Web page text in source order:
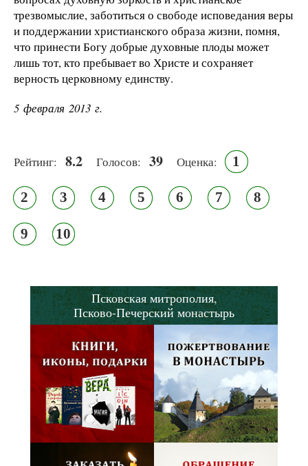
трезвомыслие, заботиться о свободе исповедания веры
и поддержании христианского образа жизни, помня,
что принести Богу добрые духовные плоды может
лишь тот, кто пребывает во Христе и сохраняет
верность церковному единству.
5 февраля 2013 г.
Рейтинг: 8.2 Голосов: 39 Оценка: 1
2 3 4 5 6 7 8
9 10
Псковская митрополия,
Псково-Печерский монастырь